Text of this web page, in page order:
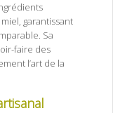
garantissant
Sa
faire des
l’art de la